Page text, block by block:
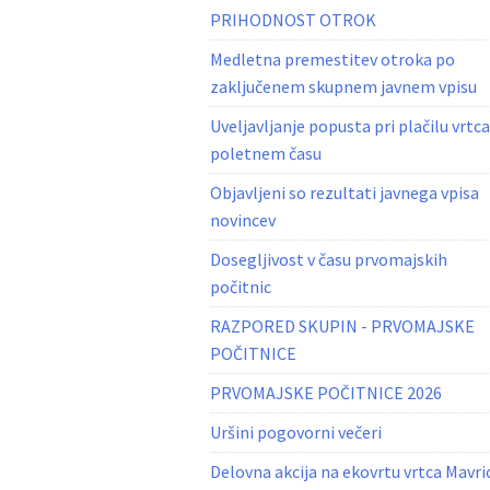
PRIHODNOST OTROK
Medletna premestitev otroka po
zaključenem skupnem javnem vpisu
Uveljavljanje popusta pri plačilu
poletnem času
Objavljeni so rezultati javnega vpisa
novincev
Dosegljivost v času prvomajskih
počitnic
RAZPORED SKUPIN - PRVOMAJSKE
POČITNICE
PRVOMAJSKE POČITNICE 2026
Uršini pogovorni večeri
Delovna akcija na ekovrtu vrtca